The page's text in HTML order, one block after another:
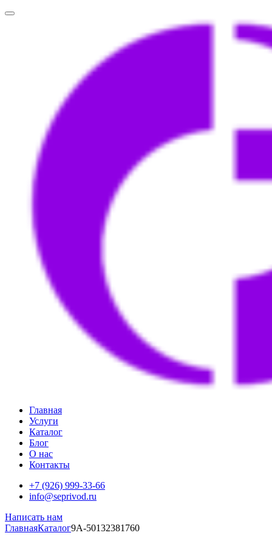
Главная
Услуги
Каталог
Блог
О нас
Контакты
+7 (926) 999-33-66
info@seprivod.ru
Написать нам
ГлавнаяКаталог9A-50132381760